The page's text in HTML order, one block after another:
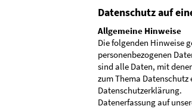
Datenschutz auf
Allgemeine Hinweise
Die folgenden Hinweise
personenbezogenen
sind alle Daten, mit
zum Thema
Datenschutzerklärung.
Datenerfassung auf